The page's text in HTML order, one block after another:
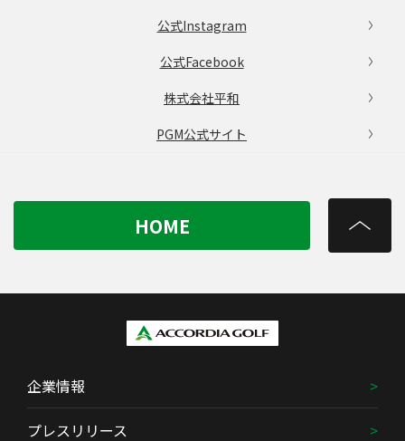
公式Instagram
公式Facebook
株式会社平和
PGM公式サイト
HOME
企業情報
プレスリリース